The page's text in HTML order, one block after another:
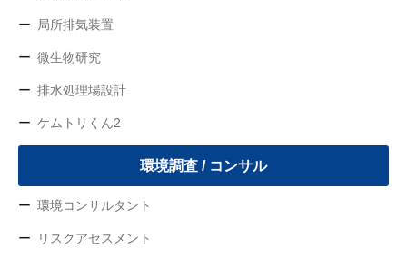
局所排気装置
微生物研究
排水処理場設計
ケムトリくん2
環境調査 / コンサル
環境コンサルタント
リスクアセスメント